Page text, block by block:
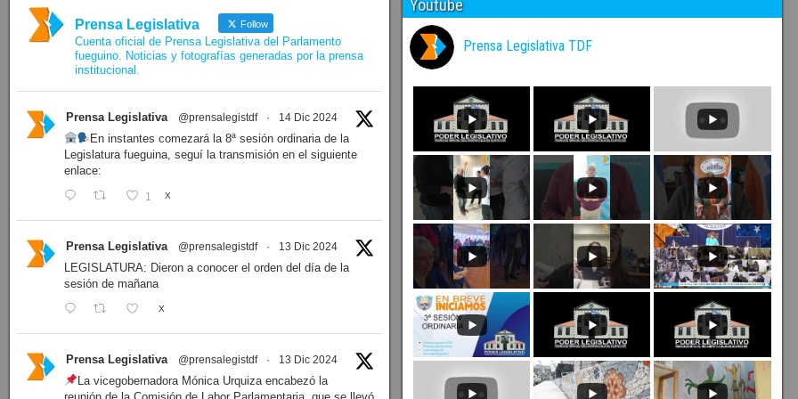
Prensa Legislativa Follow
Cuenta oficial de Prensa Legislativa del Parlamento
fueguino. Noticias y fotografías generadas por la prensa
institucional.
Prensa Legislativa @prensalegistdf · 14 Dic 2024
En instantes comezará la 8ª sesión ordinaria de la
Legislatura fueguina, seguí la transmisión en el siguiente
enlace:
1 X
Prensa Legislativa @prensalegistdf · 13 Dic 2024
LEGISLATURA: Dieron a conocer el orden del día de la
sesión de mañana
X
Prensa Legislativa @prensalegistdf · 13 Dic 2024
La vicegobernadora Mónica Urquiza encabezó la
Youtube
Prensa Legislativa TDF